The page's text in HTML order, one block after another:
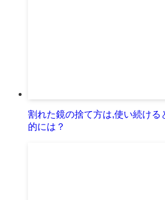
割れた鏡の捨て方は,使い続ける
的には？